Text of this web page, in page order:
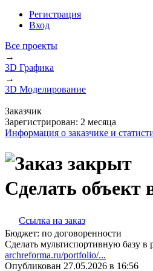
Регистрация
Вход
Все проекты
→
3D Графика
→
3D Моделирование
Заказчик
Зарегистрирован: 2 месяца
Информация о заказчике и
Сделать объект
Ссылка на заказ
Бюджет: по договоренности
Сделать мультиспортивную базу
archreforma.ru/portfolio/...
Опубликован 27.05.2026 в 16:56